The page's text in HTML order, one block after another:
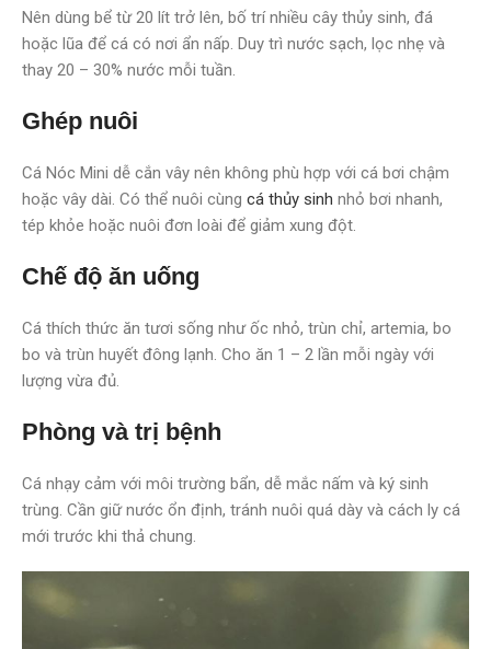
Nên dùng bể từ 20 lít trở lên, bố trí nhiều cây thủy sinh, đá
hoặc lũa để cá có nơi ẩn nấp. Duy trì nước sạch, lọc nhẹ và
thay 20 – 30% nước mỗi tuần.
Ghép nuôi
Cá Nóc Mini dễ cắn vây nên không phù hợp với cá bơi chậm
hoặc vây dài. Có thể nuôi cùng cá thủy sinh nhỏ bơi nhanh,
tép khỏe hoặc nuôi đơn loài để giảm xung đột.
Chế độ ăn uống
Cá thích thức ăn tươi sống như ốc nhỏ, trùn chỉ, artemia, bo
bo và trùn huyết đông lạnh. Cho ăn 1 – 2 lần mỗi ngày với
lượng vừa đủ.
Phòng và trị bệnh
Cá nhạy cảm với môi trường bẩn, dễ mắc nấm và ký sinh
trùng. Cần giữ nước ổn định, tránh nuôi quá dày và cách ly cá
mới trước khi thả chung.